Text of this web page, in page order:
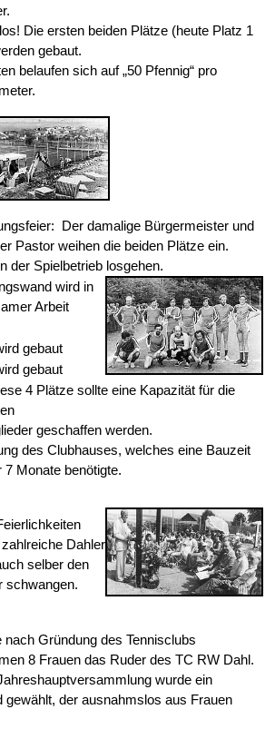
Die ersten beiden Plätze (heute Platz 1
gebaut.
belaufen sich auf „50 Pfennig“ pro
Der damalige Bürgermeister und
Pastor weihen die beiden Plätze ein.
der Spielbetrieb losgehen.
wird in
Arbeit
gebaut
gebaut
4 Plätze sollte eine Kapazität für die
geschaffen werden.
des Clubhauses, welches eine Bauzeit
7 Monate benötigte.
Dahler
selber den
schwangen.
nach Gründung des Tennisclubs
8 Frauen das Ruder des TC RW Dahl.
wurde ein
gewählt, der ausnahmslos aus Frauen